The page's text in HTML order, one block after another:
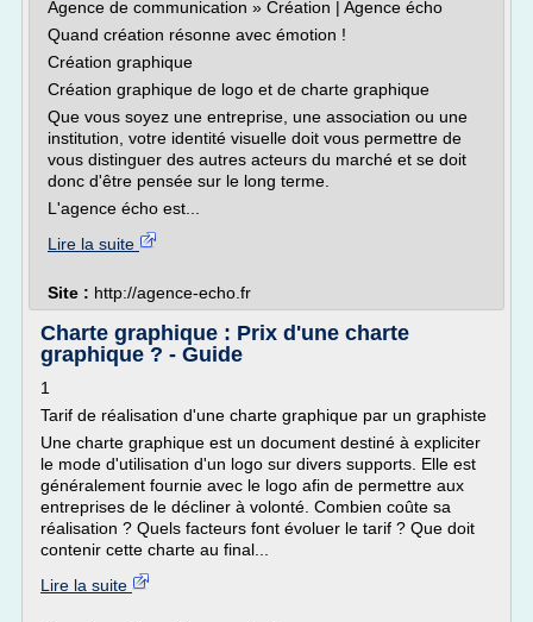
Agence de communication » Création | Agence écho
Quand création résonne avec émotion !
Création graphique
Création graphique de logo et de charte graphique
Que vous soyez une entreprise, une association ou une
institution, votre identité visuelle doit vous permettre de
vous distinguer des autres acteurs du marché et se doit
donc d'être pensée sur le long terme.
L'agence écho est...
Lire la suite
Site : http://agence-echo.fr
Charte graphique : Prix d'une charte
graphique ? - Guide
1
Tarif de réalisation d'une charte graphique par un graphiste
Une charte graphique est un document destiné à expliciter
le mode d'utilisation d'un logo sur divers supports. Elle est
généralement fournie avec le logo afin de permettre aux
entreprises de le décliner à volonté. Combien coûte sa
réalisation ? Quels facteurs font évoluer le tarif ? Que doit
contenir cette charte au final...
Lire la suite